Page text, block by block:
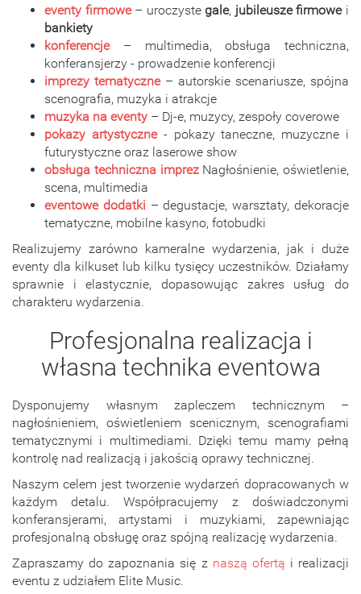
eventy firmowe– uroczystegale, jubileusze firmowei
bankiety
konferencje– multimedia, obsługa techniczna,
konferansjerzy - prowadzenie konferencji
imprezy tematyczne– autorskie scenariusze, spójna
scenografia, muzyka i atrakcje
muzyka na eventy – Dj-e, muzycy, zespoły coverowe
pokazy artystyczne- pokazy taneczne, muzyczne i
futurystyczne oraz laserowe show
obsługa techniczna imprezNagłośnienie, oświetlenie,
scena, multimedia
eventowe dodatki – degustacje, warsztaty, dekoracje
tematyczne, mobilne kasyno, fotobudki
Realizujemy zarówno kameralne wydarzenia, jak i duże
eventy dla kilkuset lub kilku tysięcy uczestników. Działamy
sprawnie i elastycznie, dopasowując zakres usług do
charakteru wydarzenia.
Profesjonalna realizacja i
własna technika eventowa
Dysponujemy własnym zapleczem technicznym –
nagłośnieniem, oświetleniem scenicznym, scenografiami
tematycznymi i multimediami. Dzięki temu mamy pełną
kontrolę nad realizacją i jakością oprawy technicznej.
Naszym celem jest tworzenie wydarzeń dopracowanych w
każdym detalu. Współpracujemy z doświadczonymi
konferansjerami, artystami i muzykiami, zapewniając
profesjonalną obsługę oraz spójną realizację wydarzenia.
Zapraszamy do zapoznania się z naszą ofertą i realizacji
eventu z udziałem Elite Music.